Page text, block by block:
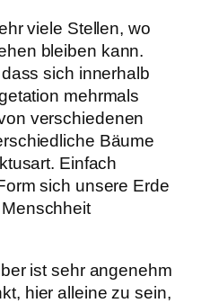
viele Stellen, wo
bleiben kann.
sich innerhalb
mehrmals
verschiedenen
Bäume
Einfach
sich unsere Erde
ist sehr angenehm
hier alleine zu sein,